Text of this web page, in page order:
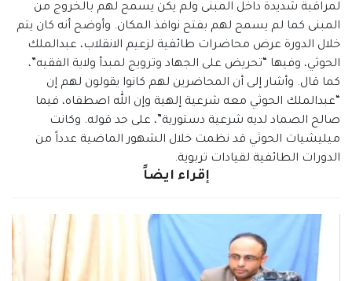
لمراقبة شديدة داخل المبنى ولم يكن يسمح لهم بالخروج من
المبنى كما لم يسمح لهم بفتح نوافذ المكان. وأوضح أنه كان يتم
خلال الدورة عرض محاضرات طائفية لزعيم الانقلاب، عبدالملك
الحوثي، وفيها “تحريض على الجهاد وترويج لمبدأ ولاية الفقيه”،
كما قال. وأشار إلى أن المحاضرين لهم كانوا يقولون لهم إن
“عبدالملك الحوثي معه شرعية إلهية وإن الله اصطفاه، فيما
صالح الصماد لديه شرعية دستورية”، على حد قوله. وكانت
ميليشيات الحوثي قد نظمت خلال الشهور الماضية عدداً من
الدورات الطائفية لقيادات تربوية.
إقراء ايضاً